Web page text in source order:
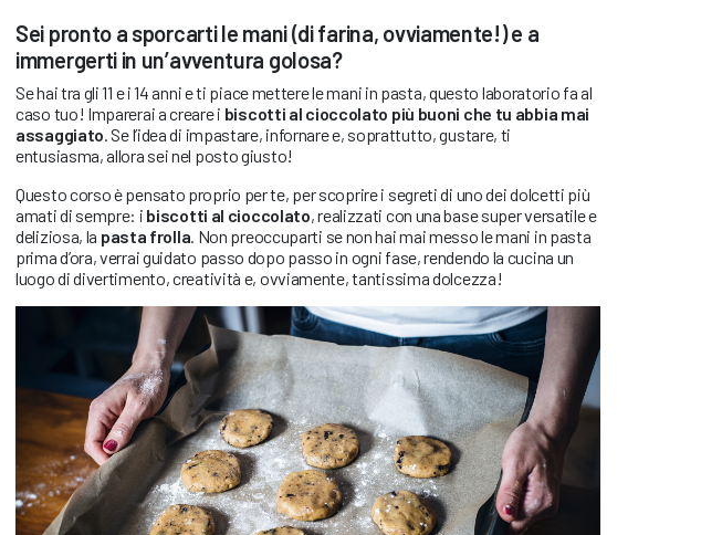
Sei pronto a sporcarti le mani (di farina, ovviamente!) e a
immergerti in un’avventura golosa?
Se hai tra gli 11 e i 14 anni e ti piace mettere le mani in pasta, questo laboratorio fa al
caso tuo! Imparerai a creare i biscotti al cioccolato più buoni che tu abbia mai
assaggiato . Se l’idea di impastare, infornare e, soprattutto, gustare, ti
entusiasma, allora sei nel posto giusto!
Questo corso è pensato proprio per te, per scoprire i segreti di uno dei dolcetti più
amati di sempre: i biscotti al cioccolato, realizzati con una base super versatile e
deliziosa, la pasta frolla . Non preoccuparti se non hai mai messo le mani in pasta
prima d’ora, verrai guidato passo dopo passo in ogni fase, rendendo la cucina un
luogo di divertimento, creatività e, ovviamente, tantissima dolcezza!